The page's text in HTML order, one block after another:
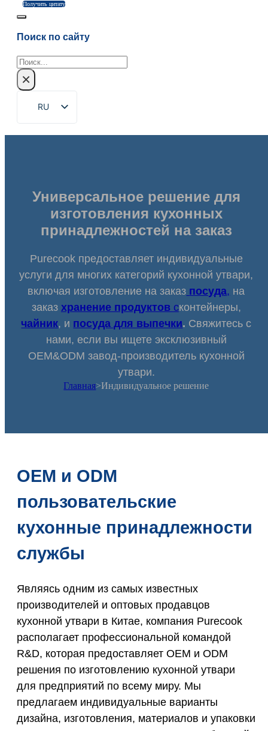
Получить цитату
Поиск по сайту
Поиск
×
RU
EN
PT
JA
Универсальное решение для
изготовления кухонных
принадлежностей на заказ
Purecook предоставляет индивидуальные
услуги для многих категорий кухонной утвари,
включая изготовление на заказ посуда, на
заказ хранение продуктов cконтейнеры,
чайник, и посуда для выпечки. Свяжитесь с
нами, если вы ищете эксклюзивный
OEM&ODM завод-производитель кухонной
утвари.
Главная>Индивидуальное решение
OEM и ODM
пользовательские
кухонные принадлежности
службы
Являясь одним из самых известных
производителей и оптовых продавцов
кухонной утвари в Китае, компания Purecook
располагает профессиональной командой
R&D, которая предоставляет OEM и ODM
решения по изготовлению кухонной утвари
для предприятий по всему миру. Мы
предлагаем индивидуальные варианты
дизайна, изготовления, материалов и упаковки